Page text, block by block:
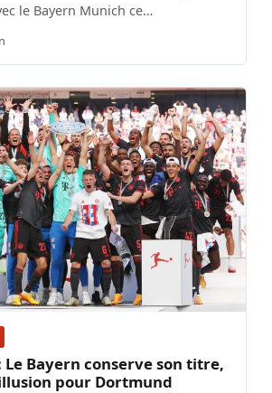
le Bayern Munich ce…
Le Bayern conserve son titre,
pour Dortmund